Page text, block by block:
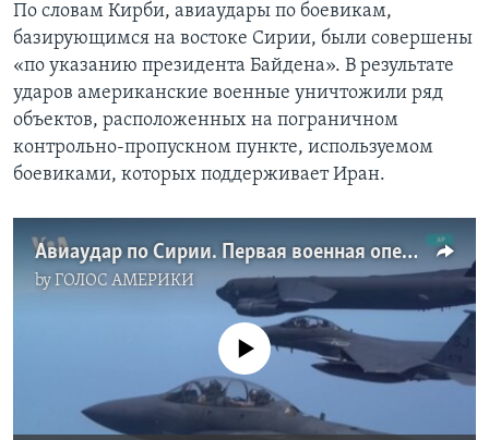
По словам Кирби, авиаудары по боевикам,
базирующимся на востоке Сирии, были совершены
«по указанию президента Байдена». В результате
ударов американские военные уничтожили ряд
объектов, расположенных на пограничном
контрольно-пропускном пункте, используемом
боевиками, которых поддерживает Иран.
Авиаудар по Сирии. Первая военная операция Джо Байдена
byГОЛОС АМЕРИКИ
No media source currently available